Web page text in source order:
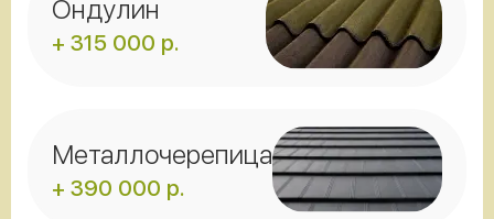
Ондулин
+ 315 000 р.
Металлочерепица
+ 390 000 р.